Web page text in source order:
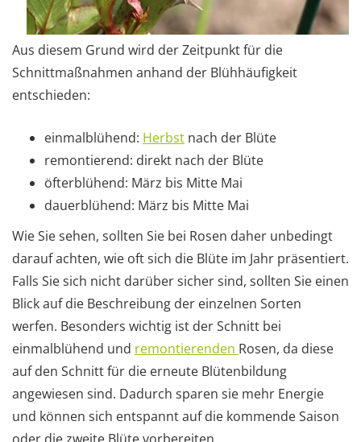
Aus diesem Grund wird der Zeitpunkt für die
Schnittmaßnahmen anhand der Blühhäufigkeit
entschieden:
einmalblühend: Herbst nach der Blüte
remontierend: direkt nach der Blüte
öfterblühend: März bis Mitte Mai
dauerblühend: März bis Mitte Mai
Wie Sie sehen, sollten Sie bei Rosen daher unbedingt
darauf achten, wie oft sich die Blüte im Jahr präsentiert.
Falls Sie sich nicht darüber sicher sind, sollten Sie einen
Blick auf die Beschreibung der einzelnen Sorten
werfen. Besonders wichtig ist der Schnitt bei
einmalblühend und remontierenden Rosen, da diese
auf den Schnitt für die erneute Blütenbildung
angewiesen sind. Dadurch sparen sie mehr Energie
und können sich entspannt auf die kommende Saison